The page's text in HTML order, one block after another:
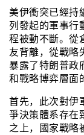
美伊衝突已經持
列發起的軍事行
程被動不斷。從
友背離，從戰略
暴露了特朗普政
和戰略博弈層面
首先，此次對伊
爭決策體系存在
之上，國家戰略